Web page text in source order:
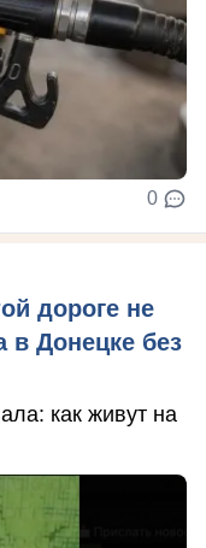
0
дороге не
в Донецке без
как живут на